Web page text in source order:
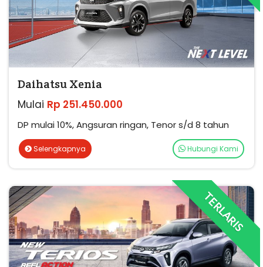
Daihatsu Xenia
Mulai Rp 251.450.000
DP mulai 10%, Angsuran ringan, Tenor s/d 8 tahun
Selengkapnya Hubungi Kami
TERLARIS